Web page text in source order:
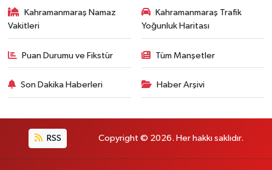
Kahramanmaraş Namaz
Vakitleri
Kahramanmaraş Trafik
Yoğunluk Haritası
Puan Durumu ve Fikstür Tüm Manşetler
Son Dakika Haberleri Haber Arşivi
RSS Copyright © 2026. Her hakkı saklıdır.